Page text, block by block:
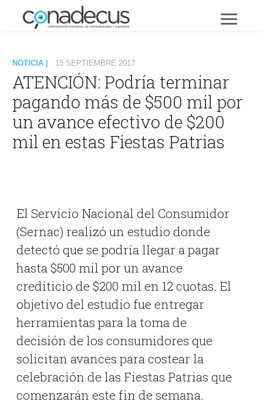
NOTICIA | 15 SEPTIEMBRE 2017
ATENCIÓN: Podría terminar
pagando más de $500 mil por
un avance efectivo de $200
mil en estas Fiestas Patrias
El Servicio Nacional del Consumidor
(Sernac) realizó un estudio donde
detectó que se podría llegar a pagar
hasta $500 mil por un avance
crediticio de $200 mil en 12 cuotas. El
objetivo del estudio fue entregar
herramientas para la toma de
decisión de los consumidores que
solicitan avances para costear la
celebración de las Fiestas Patrias que
comenzarán este fin de semana.